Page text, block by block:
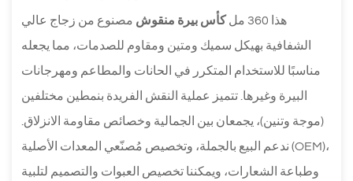
هذا 360 مل كأس بيرة منقوش مصنوع من زجاج عالي
الشفافية بهيكل سميك ومتين ومقاوم للصدمات، مما يجعله
مناسبًا للاستخدام المتكرر في الحانات والمطاعم ومهرجانات
البيرة وغيرها. تتميز عملية النقش الفريدة بنمطين مختلفين
(موجة وتنين)، يجمعان بين الجمالية وخصائص مقاومة الانزلاق.
ندعم البيع بالجملة، وتخصيص مُصنّعي المعدات الأصلية (OEM)،
وطباعة الشعارات، ويمكننا تخصيص العبوات والتصميم لتلبية